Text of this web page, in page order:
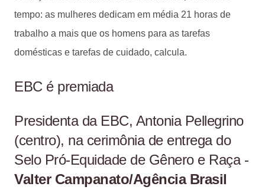
tempo: as mulheres dedicam em média 21 horas de
trabalho a mais que os homens para as tarefas
domésticas e tarefas de cuidado, calcula.
EBC é premiada
Presidenta da EBC, Antonia Pellegrino
(centro), na cerimônia de entrega do
Selo Pró-Equidade de Gênero e Raça -
Valter Campanato/Agência Brasil